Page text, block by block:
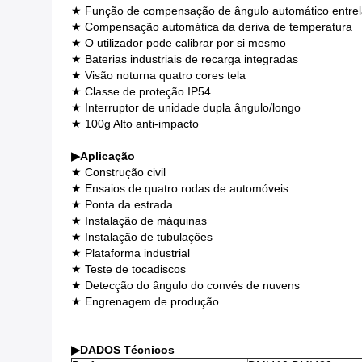
★ Função de compensação de ângulo automático
★ Compensação automática da deriva de temperatura
★ O utilizador pode calibrar por si mesmo
★ Baterias industriais de recarga integradas
★ Visão noturna quatro cores tela
★ Classe de proteção IP54
★ Interruptor de unidade dupla ângulo/longo
★ 100g Alto anti-impacto
▶Aplicação
★ Construção civil
★ Ensaios de quatro rodas de automóveis
★ Ponta da estrada
★ Instalação de máquinas
★ Instalação de tubulações
★ Plataforma industrial
★ Teste de tocadiscos
★ Detecção do ângulo do convés de nuvens
★ Engrenagem de produção
▶DADOS Técnicos